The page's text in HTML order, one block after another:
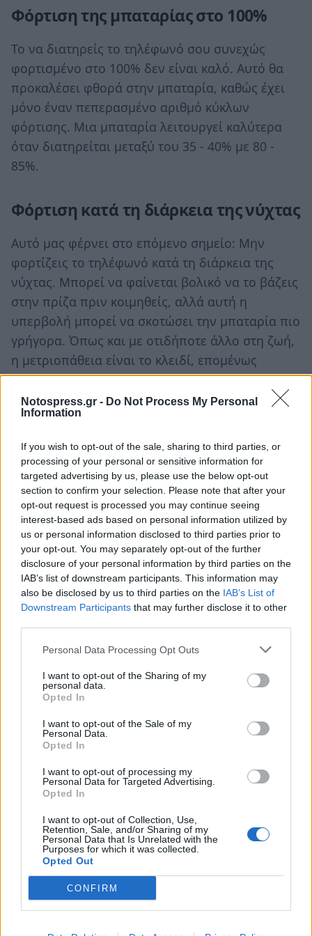
Notospress.gr - Do Not Process My Personal
Information
If you wish to opt-out of the sale, sharing to third parties, or
processing of your personal or sensitive information for
targeted advertising by us, please use the below opt-out
section to confirm your selection. Please note that after your
opt-out request is processed you may continue seeing
interest-based ads based on personal information utilized by
us or personal information disclosed to third parties prior to
your opt-out. You may separately opt-out of the further
disclosure of your personal information by third parties on the
IAB’s list of downstream participants. This information may
also be disclosed by us to third parties on the IAB’s List of
Downstream Participants that may further disclose it to other
Personal Data Processing Opt Outs
I want to opt-out of the Sharing of my
personal data.
Opted In
I want to opt-out of the Sale of my
Personal Data.
Opted In
I want to opt-out of processing my
Personal Data for Targeted Advertising.
Opted In
I want to opt-out of Collection, Use,
Retention, Sale, and/or Sharing of my
Personal Data that Is Unrelated with the
Purposes for which it was collected.
Opted Out
CONFIRM
Φόρτιση της μπαταρίας στο 100%
Το να διατηρείς το τηλέφωνό σου συνεχώς
φορτισμένο στο 100% δεν είναι καλό. Αυτό θα
προκαλέσει φθορά στην μπαταρία, καθώς έχει
μόνο έναν πεπερασμένο αριθμό κύκλων
φόρτισης. Μια μπαταρία λειτουργεί καλύτερα
όταν διατηρείται μεταξύ του 35 - 40% με 80 -
85%.
Φόρτιση κατά τη διάρκεια της νύχτας
Αυτό μας φέρνει στο επόμενο σημείο: Μην
φορτίζεις το τηλέφωνό κατά τη διάρκεια της
νύχτας. Μπορεί να φαίνεται βολικό να το βάζεις
στην πρίζα πριν κοιμηθείς, αλλά αυτή η
υπερβολή μπορεί να σκοτώσει την μπαταρία πιο
γρήγορα. Όπως και με οτιδήποτε άλλο στη ζωή,
η μετριοπάθεια είναι το κλειδί, επομένως
φόρτισε το τηλέφωνό κατά τη διάρκεια της
ημέρας για να αποφύγεις τη φθορά της
μπαταρίας.
Βγάλε τη θήκη του τηλεφώνου όταν
φορτίζεις
Για μερικούς από εμάς μία όμορφη θήκη είναι
επιπλέον χρώμα στη ζωή μας ή μία έξτρα
δήλωση για όσα μας αρέσουν. Ωστόσο, το να
κρατάς τη θήκη ενώ το τηλέφωνο φορτίζεται
μπορεί να βλάψει την μπαταρία. Η θερμότητα
είναι κακή για τις μπαταρίες και αφήνοντας τη
θερμότητα που παράγεται να παγιδεύεται. Βγάλε
τη θήκη του τηλεφώνου όταν το φορτίζεις για να
του δώσεις μία ανάσα.
Ακολουθήστε τοnotospress.gr στο Google News και
μάθετε πρώτοι
ΤΕΧΝΟΛΟΓΙΑ
ΦΟΡΤΙΣΗ
ΜΠΑΤΑΡΙΑ ΣΥΜΒΟΥΛΕΣ